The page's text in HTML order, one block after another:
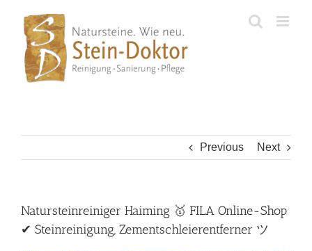
content
Previous Next
Natursteinreiniger Haiming 🥇 FILA Online-Shop
✔ Steinreinigung, Zementschleierentferner ツ